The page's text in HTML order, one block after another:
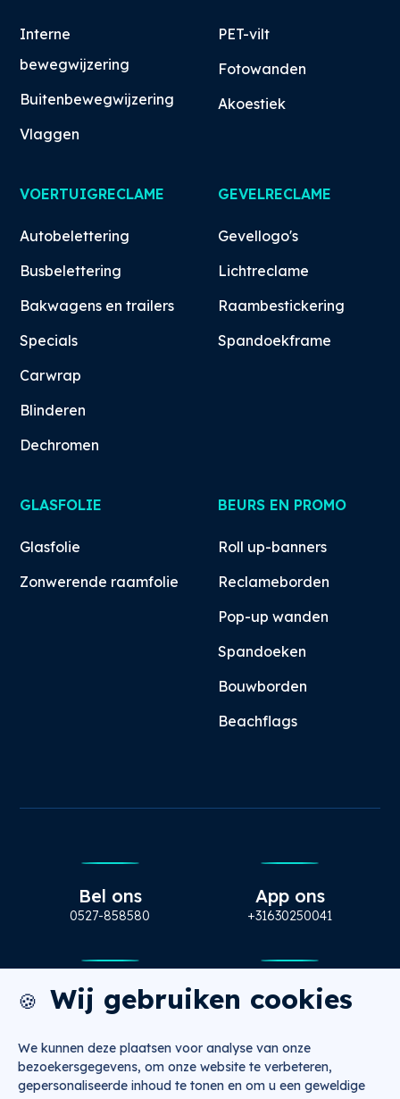
Interne
bewegwijzering
Buitenbewegwijzering
Vlaggen
PET-vilt
Fotowanden
Akoestiek
VOERTUIGRECLAME
Autobelettering
Busbelettering
Bakwagens en trailers
Specials
Carwrap
Blinderen
Dechromen
GEVELRECLAME
Gevellogo's
Lichtreclame
Raambestickering
Spandoekframe
GLASFOLIE
Glasfolie
Zonwerende raamfolie
BEURS EN PROMO
Roll up-banners
Reclameborden
Pop-up wanden
Spandoeken
Bouwborden
Beachflags
Bel ons
0527-858580
App ons
+31630250041
Mail ons
info@nugtr.nl
Bezoek ons
Ecopark 63, Emmeloord
🍪 Wij gebruiken cookies
We kunnen deze plaatsen voor analyse van onze
bezoekersgegevens, om onze website te verbeteren,
gepersonaliseerde inhoud te tonen en om u een geweldige